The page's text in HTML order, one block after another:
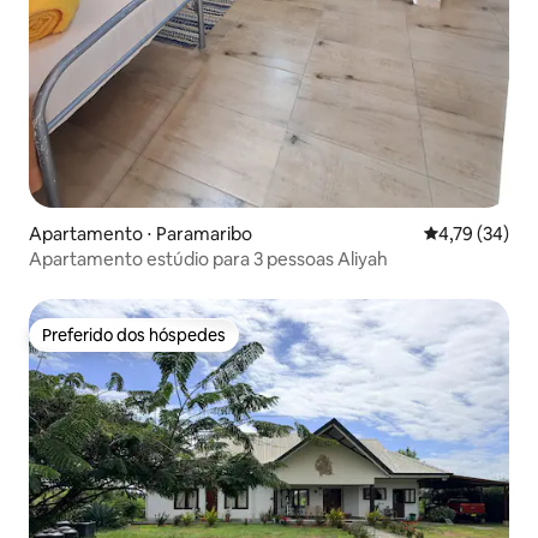
Apartamento ⋅ Paramaribo 4,79 de uma
4,79 (34)
Apartamento estúdio para 3 pessoas Aliyah
Preferido dos hóspedes
Preferido dos hóspedes